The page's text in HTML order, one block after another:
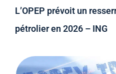
L’OPEP prévoit un
pétrolier en 2026 – ING